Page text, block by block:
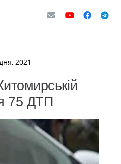
2021
75 ДТП